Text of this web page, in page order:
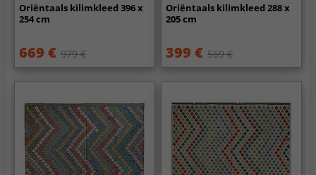
Oriëntaals kilimkleed 396 x
254 cm
669 € 979 €
Oriëntaals kilimkleed 288 x
205 cm
399 € 569 €